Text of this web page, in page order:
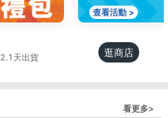
查看活動 >
2.1 天出貨 逛商店
看更多>